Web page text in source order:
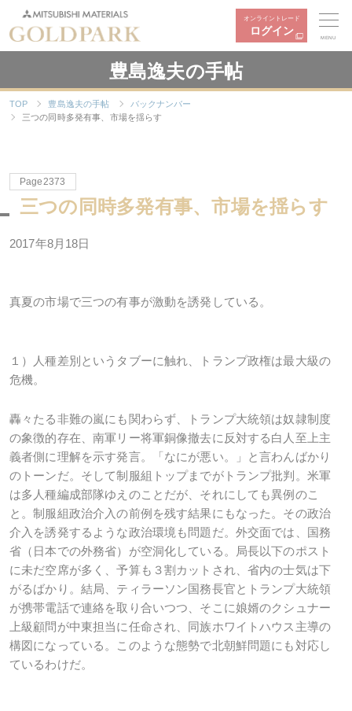
オンライントレード
ログイン
MENU
豊島逸夫の手帖
TOP 豊島逸夫の手帖
バックナンバー
三つの同時多発有事、市場を揺らす
Page2373
三つの同時多発有事、市場を揺らす
2017年8月18日
真夏の市場で三つの有事が激動を誘発している。
１）人種差別というタブーに触れ、トランプ政権は最大級の
危機。
轟々たる非難の嵐にも関わらず、トランプ大統領は奴隷制度
の象徴的存在、南軍リー将軍銅像撤去に反対する白人至上主
義者側に理解を示す発言。「なにが悪い。」と言わんばかり
のトーンだ。そして制服組トップまでがトランプ批判。米軍
は多人種編成部隊ゆえのことだが、それにしても異例のこ
と。制服組政治介入の前例を残す結果にもなった。その政治
介入を誘発するような政治環境も問題だ。外交面では、国務
省（日本での外務省）が空洞化している。局長以下のポスト
に未だ空席が多く、予算も３割カットされ、省内の士気は下
がるばかり。結局、ティラーソン国務長官とトランプ大統領
が携帯電話で連絡を取り合いつつ、そこに娘婿のクシュナー
上級顧問が中東担当に任命され、同族ホワイトハウス主導の
構図になっている。このような態勢で北朝鮮問題にも対応し
ているわけだ。